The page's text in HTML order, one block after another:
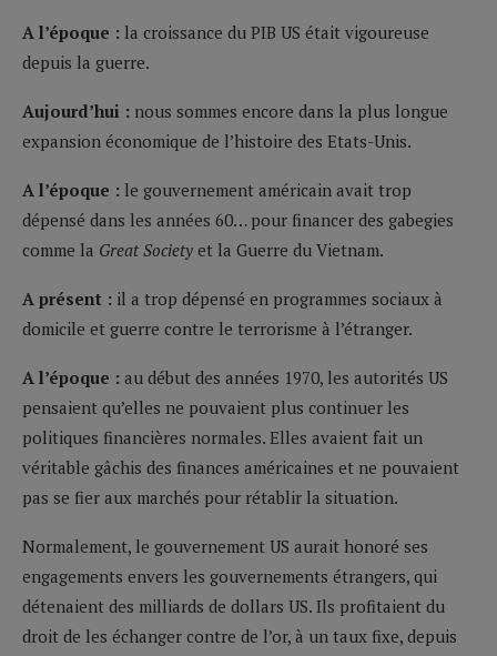
A l’époque : la croissance du PIB US était vigoureuse
depuis la guerre.
Aujourd’hui : nous sommes encore dans la plus longue
expansion économique de l’histoire des Etats-Unis.
A l’époque : le gouvernement américain avait trop
dépensé dans les années 60… pour financer des gabegies
comme la Great Society et la Guerre du Vietnam.
A présent : il a trop dépensé en programmes sociaux à
domicile et guerre contre le terrorisme à l’étranger.
A l’époque : au début des années 1970, les autorités US
pensaient qu’elles ne pouvaient plus continuer les
politiques financières normales. Elles avaient fait un
véritable gâchis des finances américaines et ne pouvaient
pas se fier aux marchés pour rétablir la situation.
Normalement, le gouvernement US aurait honoré ses
engagements envers les gouvernements étrangers, qui
détenaient des milliards de dollars US. Ils profitaient du
droit de les échanger contre de l’or, à un taux fixe, depuis